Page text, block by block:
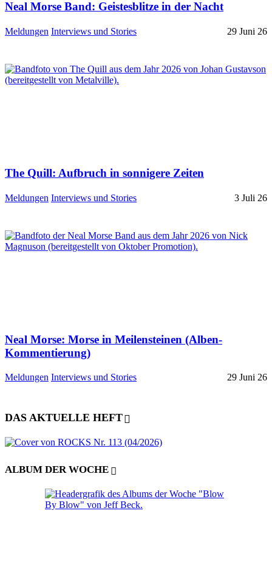
Neal Morse Band: Geistesblitze in der Nacht
Meldungen Interviews und Stories 29 Juni 26
The Quill: Aufbruch in sonnigere Zeiten
Meldungen Interviews und Stories 3 Juli 26
Neal Morse: Morse in Meilensteinen (Alben-
Kommentierung)
Meldungen Interviews und Stories 29 Juni 26
DAS AKTUELLE HEFT
ALBUM DER WOCHE